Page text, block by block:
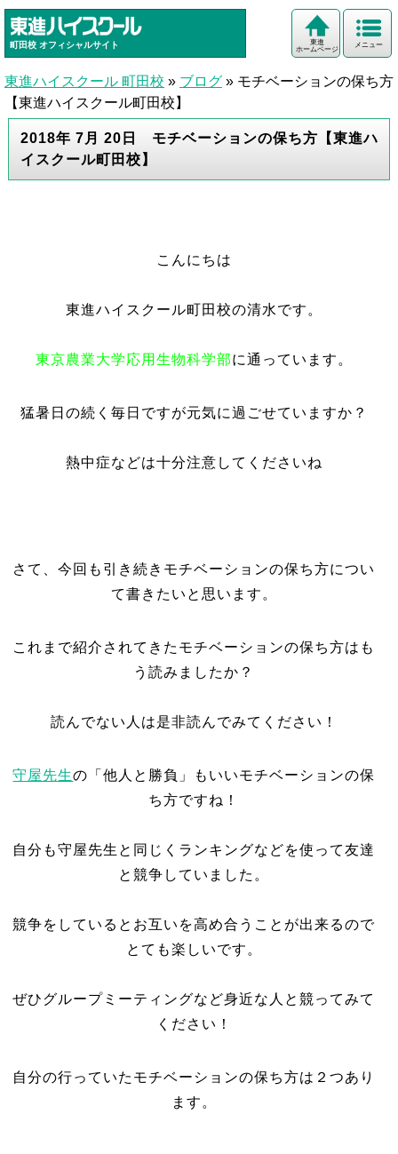
町田校 オフィシャルサイト メニュー
東進
ホームページ
東進ハイスクール 町田校 » ブログ » モチベーションの保ち方
【東進ハイスクール町田校】
2018年 7月 20日 モチベーションの保ち方【東進ハ
イスクール町田校】
こんにちは
東進ハイスクール町田校の清水です。
東京農業大学応用生物科学部に通っています。
猛暑日の続く毎日ですが元気に過ごせていますか？
熱中症などは十分注意してくださいね
さて、今回も引き続きモチベーションの保ち方につい
て書きたいと思います。
これまで紹介されてきたモチベーションの保ち方はも
う読みましたか？
読んでない人は是非読んでみてください！
守屋先生の「他人と勝負」もいいモチベーションの保
ち方ですね！
自分も守屋先生と同じくランキングなどを使って友達
と競争していました。
競争をしているとお互いを高め合うことが出来るので
とても楽しいです。
ぜひグループミーティングなど身近な人と競ってみて
ください！
自分の行っていたモチベーションの保ち方は２つあり
ます。